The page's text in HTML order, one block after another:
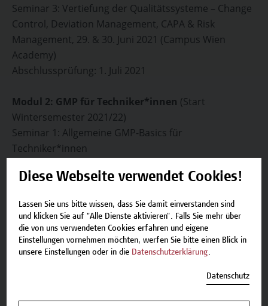
Seminar 3: Vertiefung der Qualitätssysteme – Change
Control, Deviation Management, CAPA & Risk
Management, 29. & 30. Juni 2021 (Campus Wien
Academy)
Abschlussprüfung: 1. Juli 2021
Modul 2: GMP für Techniker*innen (Start
Wintersemester 2021/22)
Seminar 1: Allgemeine GMP-Basics für
Techniker*innen
Seminar 3: GMP für Produktions (-anlagen) -
Abschluss
Die Teilnehmer*innen erhalten nach erfolgreicher
abschließender Leistungsüberprüfung ein Zertifikat
der PHARMIG Academy und der Campus Wien
Academy.
Diese Webseite verwendet Cookies!
Lassen Sie uns bitte wissen, dass Sie damit einverstanden sind
und klicken Sie auf "Alle Dienste aktivieren". Falls Sie mehr über
die von uns verwendeten Cookies erfahren und eigene
Einstellungen vornehmen möchten, werfen Sie bitte einen Blick in
unsere Einstellungen oder in die Datenschutzerklärung.
Datenschutz